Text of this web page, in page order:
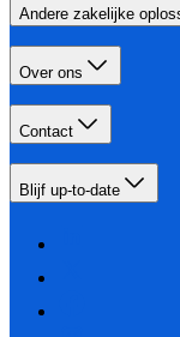
Andere zakelijke
Over ons
Contact
Blijf up-to-date